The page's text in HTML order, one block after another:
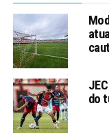
do